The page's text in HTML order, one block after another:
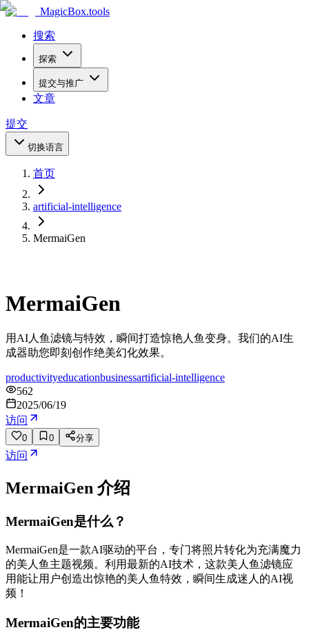
MagicBox.tools
搜索
探索
提交与推广
文章
提交
切换语言
首页
artificial-intelligence
MermaiGen
MermaiGen
用AI人鱼滤镜与特效，瞬间打造惊艳人鱼变身。我们的AI生
成器助您即刻创作绝美幻化效果。
productivityeducationbusinessartificial-intelligence
562
2025/06/19
访问
0 0 分享
访问
MermaiGen 介绍
MermaiGen是什么？
MermaiGen是一款AI驱动的平台，专门将照片转化为充满魔力
的美人鱼主题视频。利用最新的AI技术，这款美人鱼滤镜应
用能让用户创造出惊艳的美人鱼特效，瞬间生成迷人的AI视
频！
MermaiGen的主要功能